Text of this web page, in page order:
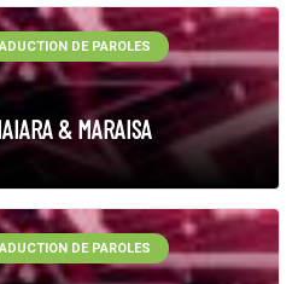
& MARAISA
DE PAROLES
DE PAROLES